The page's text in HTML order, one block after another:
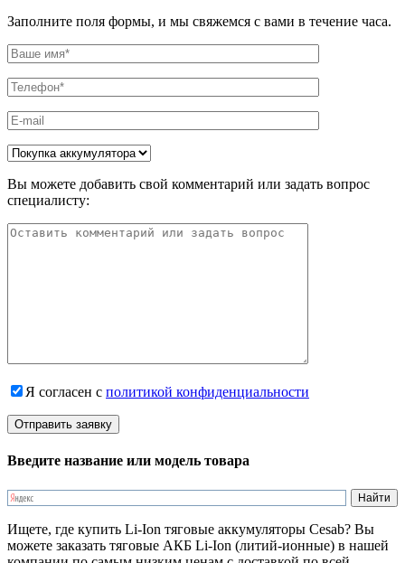
Заполните поля формы, и мы свяжемся с вами в течение часа.
Вы можете добавить свой комментарий или задать вопрос
специалисту:
Я согласен с политикой конфиденциальности
Введите название или модель товара
Ищете, где купить Li-Ion тяговые аккумуляторы Cesab? Вы
можете заказать тяговые АКБ Li-Ion (литий-ионные) в нашей